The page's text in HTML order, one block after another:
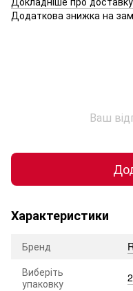
Додаткова знижка на
Ваш
Характеристики
Бренд
Виберіть
упаковку